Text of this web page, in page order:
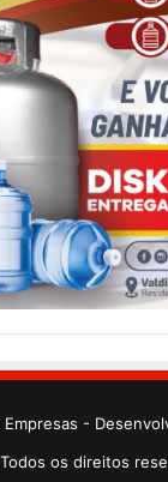
-
os direitos